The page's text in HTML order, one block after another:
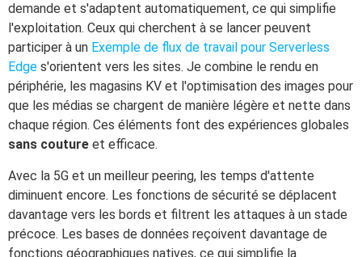
demande et s'adaptent automatiquement, ce qui simplifie
l'exploitation. Ceux qui cherchent à se lancer peuvent
participer à un Exemple de flux de travail pour Serverless
Edge s'orientent vers les sites. Je combine le rendu en
périphérie, les magasins KV et l'optimisation des images pour
que les médias se chargent de manière légère et nette dans
chaque région. Ces éléments font des expériences globales
sans couture et efficace.
Avec la 5G et un meilleur peering, les temps d'attente
diminuent encore. Les fonctions de sécurité se déplacent
davantage vers les bords et filtrent les attaques à un stade
précoce. Les bases de données reçoivent davantage de
fonctions géographiques natives, ce qui simplifie la